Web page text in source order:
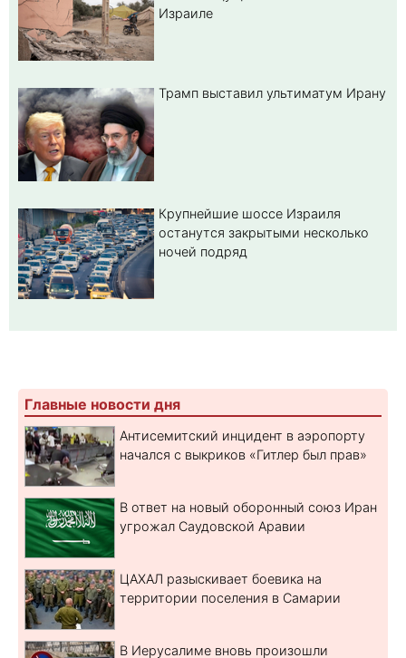
Израиле
Трамп выставил ультиматум Ирану
Крупнейшие шоссе Израиля
останутся закрытыми несколько
ночей подряд
Главные новости дня
Антисемитский инцидент в аэропорту
начался с выкриков «Гитлер был прав»
В ответ на новый оборонный союз Иран
угрожал Саудовской Аравии
ЦАХАЛ разыскивает боевика на
территории поселения в Самарии
В Иерусалиме вновь произошли